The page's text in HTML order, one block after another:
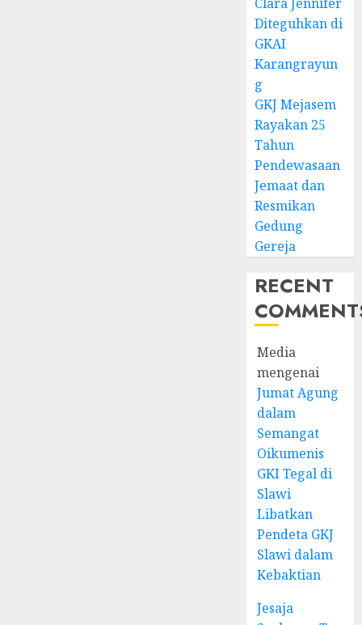
Diteguhkan di
GKAI
Karangrayun
g
GKJ Mejasem
Rayakan 25
Tahun
Pendewasaan
Jemaat dan
Resmikan
Gedung
Gereja
RECENT
Media
mengenai
Jumat Agung
dalam
Semangat
Oikumenis
GKI Tegal di
Slawi
Libatkan
Pendeta GKJ
Slawi dalam
Kebaktian
Jesaja